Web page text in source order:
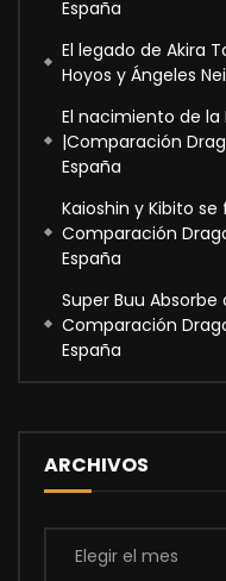
España
El legado de Akira
Hoyos y Ángeles
El nacimiento de la
|Comparación
España
Kaioshin y Kibito
Comparación
España
Super Buu
Comparación
España
ARCHIVOS
Archivos